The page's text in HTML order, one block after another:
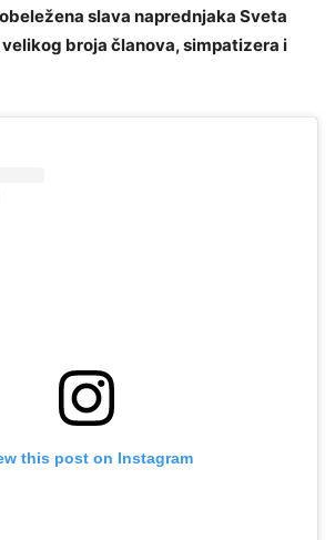
slava naprednjaka Sveta
broja članova, simpatizera i
this post on Instagram